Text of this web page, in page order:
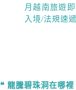
月越南旅遊
入境/法規速
龍騰碧珠洞在哪裡